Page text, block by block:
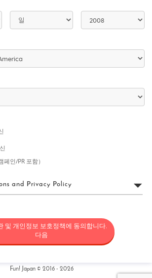
인/PR 포함）
and Privacy Policy
Fun! Japan 웹사이트(웹 도메인 fun-japan.jp/intl을
되지 않으며, 추후 어떤 이유로든 개정 또는 변경
”)의 운영을 포함한 서비스를 제공하는 프로젝트
상품과 서비스를 소비자에게 소개함으로써 일
및 개인정보 보호정책에 동의합니다.
다음
Fun! Japan © 2016 - 2026